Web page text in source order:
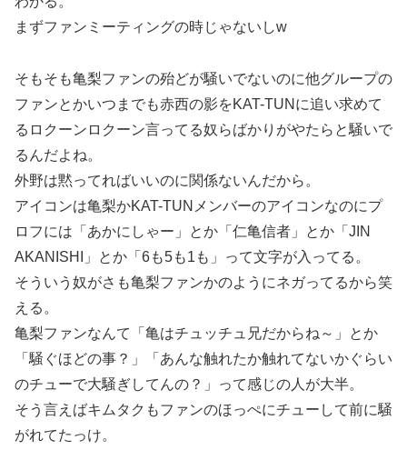
まずファンミーティングの時じゃないしw
そもそも亀梨ファンの殆どが騒いでないのに他グループの
ファンとかいつまでも赤西の影をKAT-TUNに追い求めて
るロクーンロクーン言ってる奴らばかりがやたらと騒いで
るんだよね。
外野は黙ってればいいのに関係ないんだから。
アイコンは亀梨かKAT-TUNメンバーのアイコンなのにプ
ロフには「あかにしゃー」とか「仁亀信者」とか「JIN
AKANISHI」とか「6も5も1も」って文字が入ってる。
そういう奴がさも亀梨ファンかのようにネガってるから笑
える。
亀梨ファンなんて「亀はチュッチュ兄だからね～」とか
「騒ぐほどの事？」「あんな触れたか触れてないかぐらい
のチューで大騒ぎしてんの？」って感じの人が大半。
そう言えばキムタクもファンのほっぺにチューして前に騒
がれてたっけ。